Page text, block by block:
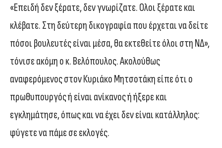
«Επειδή δεν ξέρατε, δεν γνωρίζατε. Ολοι ξέρατε και
κλέβατε. Στη δεύτερη δικογραφία που έρχεται να δείτε
πόσοι βουλευτές είναι μέσα, θα εκτεθείτε όλοι στη ΝΔ»,
τόνισε ακόμη ο κ. Βελόπουλος. Ακολούθως
αναφερόμενος στον Κυριάκο Μητσοτάκη είπε ότι ο
πρωθυπουργός ή είναι ανίκανος ή ήξερε και
εγκλημάτησε, όπως και να έχει δεν είναι κατάλληλος:
φύγετε να πάμε σε εκλογές.